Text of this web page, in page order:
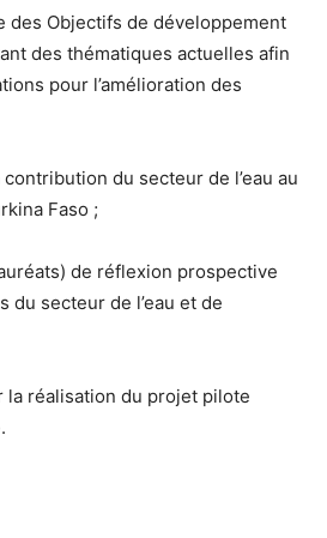
des Objectifs de développement
des thématiques actuelles afin
pour l’amélioration des
du secteur de l’eau au
Faso ;
de réflexion prospective
du secteur de l’eau et de
la réalisation du projet pilote